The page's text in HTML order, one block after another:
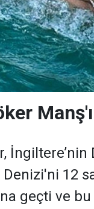
İngiltere’nin
12
geçti ve